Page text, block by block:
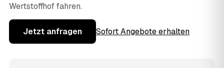
Wertstoffhof fahren.
Jetzt anfragen Sofort Angebote erhalten